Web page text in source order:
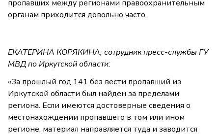
пропавших между регионами правоохранительным
органам приходится довольно часто.
ЕКАТЕРИНА КОРЯКИНА, сотрудник пресс-службы ГУ
МВД по Иркутской области:
«За прошлый год 141 без вести пропавший из
Иркутской области был найден за пределами
региона. Если имеются достоверные сведения о
местонахождении пропавшего в том или ином
регионе, материал направляется туда и заводится